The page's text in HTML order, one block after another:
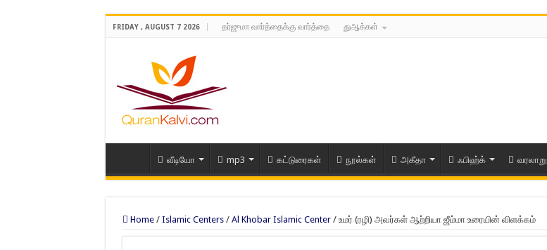
FRIDAY , AUGUST 7 2026 தர்ஜுமா வார்த்தைக்கு வார்த்தை துஆக்கள்
வீடியோ mp3 கட்டுரைகள் நூல்கள் அகீதா ஃபிஹ்க் வரலாறு
Home / Islamic Centers / Al Khobar Islamic Center / உமர் (ரழி) அவர்கள் ஆற்றியா ஜீம்மா உரையின் விளக்கம்